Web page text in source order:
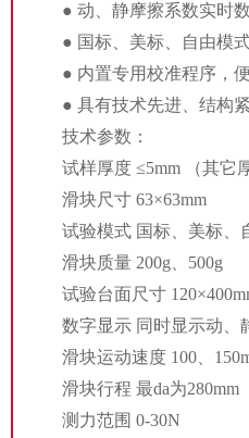
● 动、静摩擦系数实时
● 国标、美标、自由模
● 内置专用校准程序，
● 具有技术先进、结构
技术参数：
试样厚度 ≤5mm （其它
滑块尺寸 63×63mm
试验模式 国标、美标、
滑块质量 200g、500g
试验台面尺寸
数字显示 同时显示动、
滑块运动速度 100、
滑块行程 最da为280mm
测力范围 0-30N